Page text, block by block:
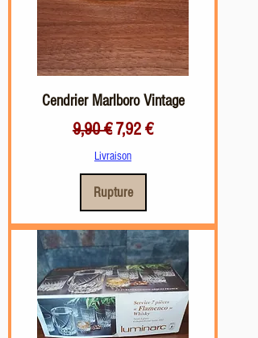
Cendrier Marlboro Vintage
Prix original
9,90 € Prix promotionnel
7,92 €
Livraison
Rupture